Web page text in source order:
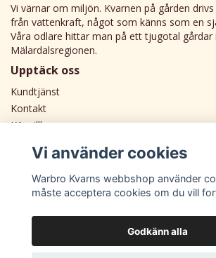
Vi värnar om miljön. Kvarnen på gården
från vattenkraft, något som känns som en
Våra odlare hittar man på ett tjugotal gårdar i
Mälardalsregionen.
Upptäck oss
Kundtjänst
Kontakt
Köpvillkor
Vi använder cookies
Warbro Kvarns webbshop använder
måste acceptera cookies om du vill
Godkänn alla